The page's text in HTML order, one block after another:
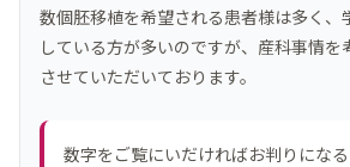
数個胚移植を希望される患者様は多く、
している方が多いのですが、産科事情を
させていただいております。
数字をご覧にいだければお判りになる